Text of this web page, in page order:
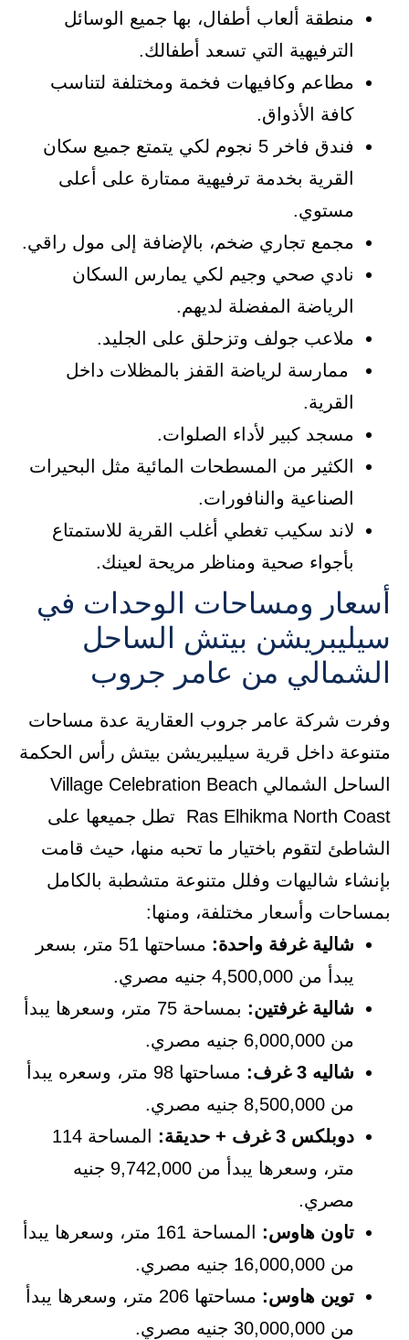
منطقة ألعاب أطفال، بها جميع الوسائل
الترفيهية التي تسعد أطفالك.
مطاعم وكافيهات فخمة ومختلفة لتناسب
كافة الأذواق.
فندق فاخر 5 نجوم لكي يتمتع جميع سكان
القرية بخدمة ترفيهية ممتارة على أعلى
مستوي.
مجمع تجاري ضخم، بالإضافة إلى مول راقي.
نادي صحي وجيم لكي يمارس السكان
الرياضة المفضلة لديهم.
ملاعب جولف وتزحلق على الجليد.
ممارسة لرياضة القفز بالمظلات داخل
القرية.
مسجد كبير لأداء الصلوات.
الكثير من المسطحات المائية مثل البحيرات
الصناعية والنافورات.
لاند سكيب تغطي أغلب القرية للاستمتاع
بأجواء صحية ومناظر مريحة لعينك.
أسعار ومساحات الوحدات في
سيليبريشن بيتش الساحل
الشمالي من عامر جروب
وفرت شركة عامر جروب العقارية عدة مساحات
متنوعة داخل قرية سيليبريشن بيتش رأس الحكمة
الساحل الشمالي Village Celebration Beach
Ras Elhikma North Coast تطل جميعها على
الشاطئ لتقوم باختيار ما تحبه منها، حيث قامت
بإنشاء شاليهات وفلل متنوعة متشطبة بالكامل
بمساحات وأسعار مختلفة، ومنها:
شالية غرفة واحدة:
مساحتها 51 متر، بسعر
يبدأ من 4,500,000 جنيه مصري.
شالية غرفتين:
بمساحة 75 متر، وسعرها يبدأ
من 6,000,000 جنيه مصري.
شاليه 3 غرف:
مساحتها 98 متر، وسعره يبدأ
من 8,500,000 جنيه مصري.
دوبلكس 3 غرف + حديقة:
المساحة 114
متر، وسعرها يبدأ من 9,742,000 جنيه
مصري.
تاون هاوس:
المساحة 161 متر، وسعرها يبدأ
من 16,000,000 جنيه مصري.
توين هاوس:
مساحتها 206 متر، وسعرها يبدأ
من 30,000,000 جنيه مصري.